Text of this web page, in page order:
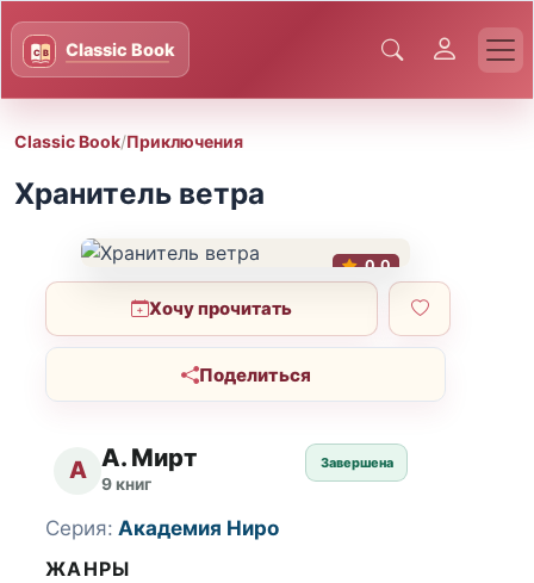
Classic Book/Приключения
Хранитель ветра
0.0
Хочу прочитать
Поделиться
А А. Мирт
9 книг
Завершена
Серия: Академия Ниро
ЖАНРЫ